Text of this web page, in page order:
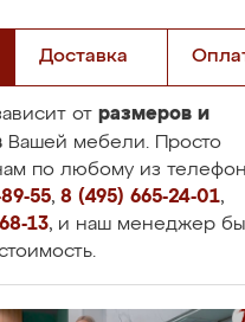
Доставка
от размеров и
Вашей мебели. Просто
по любому из
55, 8 (495) 665-24-01,
13, и наш менеджер